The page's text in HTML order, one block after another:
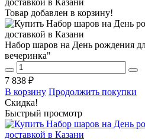
Товар добавлен в корзину!
Набор шаров на День рождения
вечеринка"
7 838 ₽
В корзину Продолжить покупки
Скидка!
Быстрый просмотр